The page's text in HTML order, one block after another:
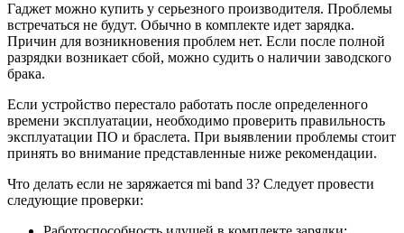
Гаджет можно купить у серьезного производителя. Проблемы
встречаться не будут. Обычно в комплекте идет зарядка.
Причин для возникновения проблем нет. Если после полной
разрядки возникает сбой, можно судить о наличии заводского
брака.
Если устройство перестало работать после определенного
времени эксплуатации, необходимо проверить правильность
эксплуатации ПО и браслета. При выявлении проблемы стоит
принять во внимание представленные ниже рекомендации.
Что делать если не заряжается mi band 3? Следует провести
следующие проверки: